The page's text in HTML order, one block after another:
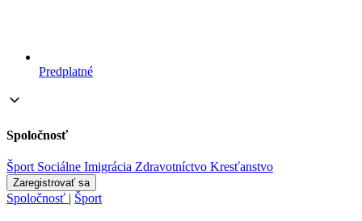
Predplatné
Spoločnosť
Šport Sociálne Imigrácia Zdravotníctvo Kresťanstvo
Zaregistrovať sa
Spoločnosť | Šport